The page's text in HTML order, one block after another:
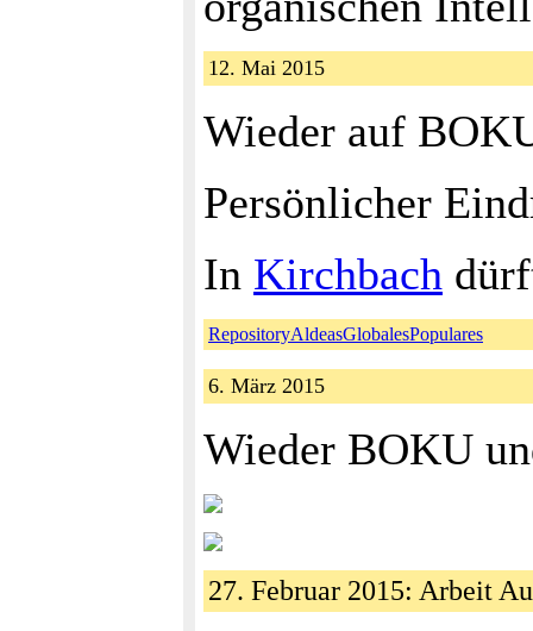
12. Mai 2015
Wieder auf
Persönlicher
In Kirchbach
RepositoryAldeasGlobalesPopulares
6. März 2015
Wieder BOKU
27. Februar 2015: Arbeit